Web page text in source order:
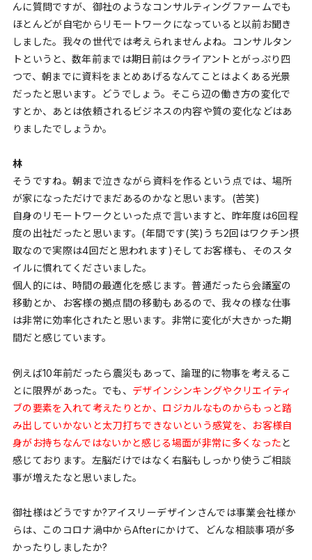
んに質問ですが、御社のようなコンサルティングファームでも
ほとんどが自宅からリモートワークになっていると以前お聞き
しました。我々の世代では考えられませんよね。コンサルタン
トというと、数年前までは期日前はクライアントとがっぷり四
つで、朝までに資料をまとめあげるなんてことはよくある光景
だったと思います。どうでしょう。そこら辺の働き方の変化で
すとか、あとは依頼されるビジネスの内容や質の変化などはあ
りましたでしょうか。
林
そうですね。朝まで泣きながら資料を作るという点では、場所
が家になっただけでまだあるのかなと思います。(苦笑)
自身のリモートワークといった点で言いますと、昨年度は6回程
度の出社だったと思います。(年間です(笑)うち2回はワクチン摂
取なので実際は4回だと思われます)そしてお客様も、そのスタ
イルに慣れてくださいました。
個人的には、時間の最適化を感じます。普通だったら会議室の
移動とか、お客様の拠点間の移動もあるので、我々の様な仕事
は非常に効率化されたと思います。非常に変化が大きかった期
間だと感じています。
例えば10年前だったら震災もあって、論理的に物事を考えるこ
とに限界があった。でも、 デザインシンキングやクリエイティ
ブの要素を入れて考えたりとか、ロジカルなものからもっと踏
み出していかないと太刀打ちできないという感覚を、お客様自
身がお持ちなんではないかと感じる場面が非常に多くなったと
感じております。左脳だけではなく右脳もしっかり使うご相談
事が増えたなと思いました。
御社様はどうですか?アイスリーデザインさんでは事業会社様か
らは、このコロナ渦中からAfterにかけて、どんな相談事項が多
かったりしましたか?